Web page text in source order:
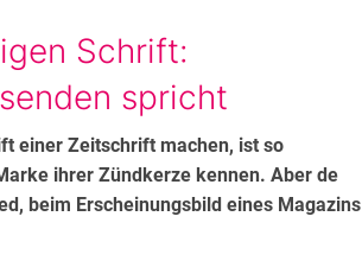
Schrift:
spricht
einer Zeitschrift machen, ist so
ihrer Zündkerze kennen. Aber de
beim Erscheinungsbild eines Magazins